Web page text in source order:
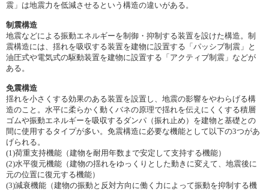
震」は地震力を低減させるという構造の違いがある。
制震構造
地震などによる振動エネルギーを制御・抑制する装置を設けた構造。制
震構造には、揺れを吸収する装置を建物に設置する「パッシブ制震」と
油圧式や電気式の駆動装置を建物に設置する「アクティブ制震」などが
ある。
免震構造
揺れを小さくする効果のある装置を設置し、地震の影響をやわらげる構
造のこと。水平に柔らかく動くバネの原理で揺れを伝えにくくする積層
ゴムや振動エネルギーを吸収するダンパ（振れ止め）を建物と基礎との
間に使用するタイプが多い。免震構造に必要な機能として以下の3つがあ
げられる。
(1)荷重支持機能（建物を耐用年数まで安定して支持する機能）
(2)水平復元機能（建物の揺れをゆっくりとした動きに変えて、地震後に
元の位置に復元する機能）
(3)減衰機能（建物の振動と反対方向に働く力によって振動を抑制する機